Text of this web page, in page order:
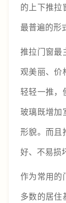
的上下推拉
最普遍的形
推拉门窗最
观美丽、价
轻轻一推，
玻璃既增加
形貌。而且
好、不易损
作为常用的
多数的居住